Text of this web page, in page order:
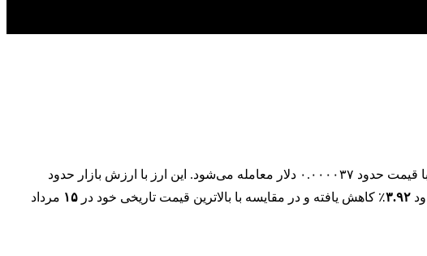
با ارزش بازار حدود
۳.۹۲٪ کاهش یافته و در مقایسه با بالاترین قیمت تاریخی خود در ۱۵ مرداد